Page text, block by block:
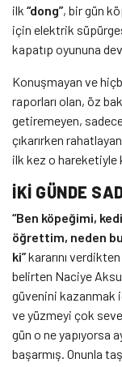
ilk “dong”, bir gün
için elektrik
kapatıp oyununa
Konuşmayan ve
raporları olan, öz
getiremeyen,
çıkarırken
ilk kez o hareketiyle
İKİ GÜNDE
“Ben köpeğimi,
öğrettim, neden
ki”kararını
belirten Naciye
güvenini kazanmak
ve yüzmeyi çok
gün o ne yapıyorsa
başarmış. Onunla